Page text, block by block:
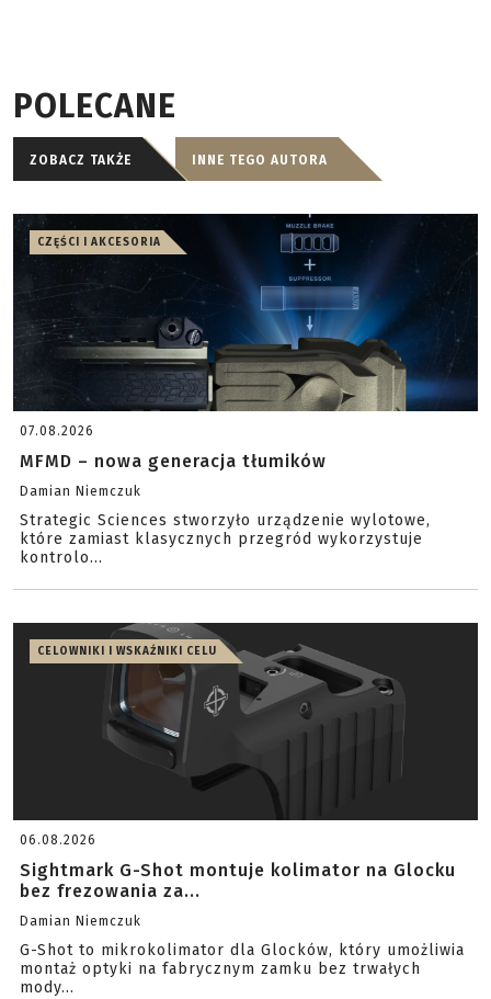
POLECANE
ZOBACZ TAKŻE INNE TEGO AUTORA
CZĘŚCI I AKCESORIA
07.08.2026
MFMD – nowa generacja tłumików
Damian Niemczuk
Strategic Sciences stworzyło urządzenie wylotowe,
które zamiast klasycznych przegród wykorzystuje
kontrolo...
CELOWNIKI I WSKAŹNIKI CELU
06.08.2026
Sightmark G-Shot montuje kolimator na Glocku
bez frezowania za...
Damian Niemczuk
G-Shot to mikrokolimator dla Glocków, który umożliwia
montaż optyki na fabrycznym zamku bez trwałych
mody...